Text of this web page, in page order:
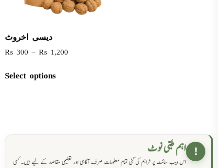
دیسی اخروٹ
₨ 300 – ₨ 1,200
Select options
! اہم طبی نوٹ
اس ویب سائٹ پر فراہم کی گئی تمام معلومات صرف آگاہی اور تعلیمی مقاصد کے لیے ہیں۔ کسی